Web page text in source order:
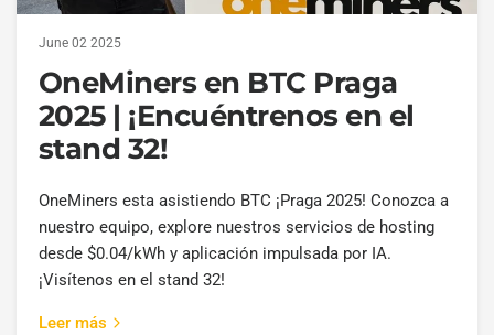
June 02 2025
OneMiners en BTC Praga
2025 | ¡Encuéntrenos en el
stand 32!
OneMiners esta asistiendo BTC ¡Praga 2025! Conozca a
nuestro equipo, explore nuestros servicios de hosting
desde $0.04/kWh y aplicación impulsada por IA.
¡Visítenos en el stand 32!
Leer más